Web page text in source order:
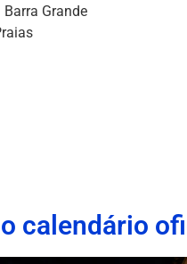
Grande
calendário